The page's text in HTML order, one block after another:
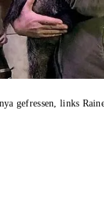
gefressen, links